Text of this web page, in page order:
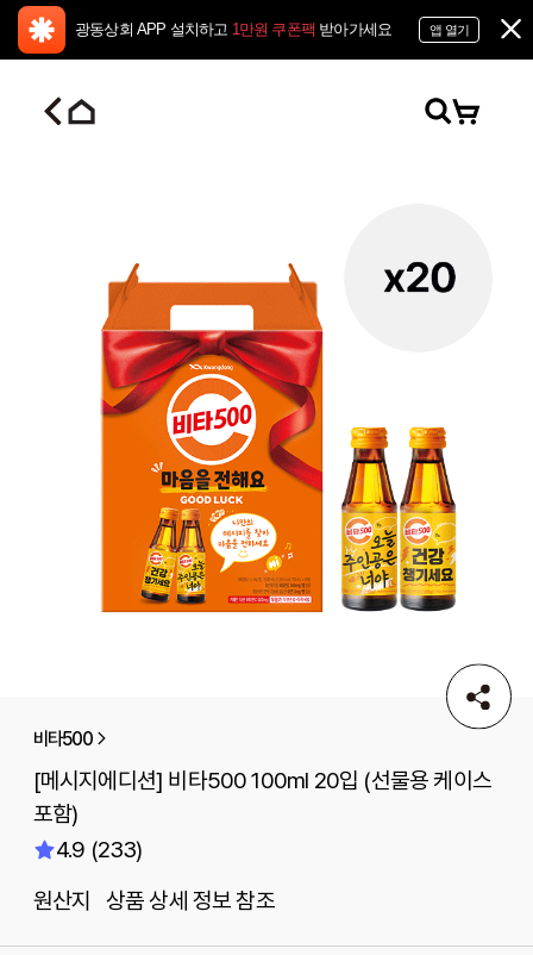
광동상회 APP 설치하고 1만원 쿠폰팩 받아가세요 앱 열기
비타500
[메시지에디션] 비타500 100ml 20입 (선물용 케이스
포함)
4.9 (233)
원산지 상품 상세 정보 참조